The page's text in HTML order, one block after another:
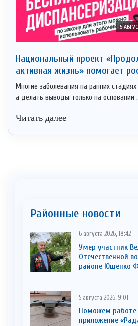
5
Национальный проект
активная жизнь» помогает
Многие заболевания на ранних
а делать выводы только на основании
Читать далее
Районные новости
6 августа 2026, 18:42
Умер участник
Отечественной
районе Ющенко
5 августа 2026, 9:01
Поможем работе
приложение